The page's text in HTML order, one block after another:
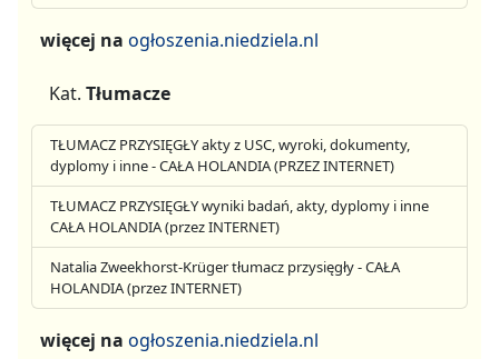
więcej na ogłoszenia.niedziela.nl
Kat. Tłumacze
TŁUMACZ PRZYSIĘGŁY akty z USC, wyroki, dokumenty,
dyplomy i inne - CAŁA HOLANDIA (PRZEZ INTERNET)
TŁUMACZ PRZYSIĘGŁY wyniki badań, akty, dyplomy i inne
CAŁA HOLANDIA (przez INTERNET)
Natalia Zweekhorst-Krüger tłumacz przysięgły - CAŁA
HOLANDIA (przez INTERNET)
więcej na ogłoszenia.niedziela.nl